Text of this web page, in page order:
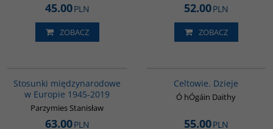
45.00PLN
ZOBACZ
52.00PLN
ZOBACZ
Stosunki międzynarodowe
w Europie 1945-2019
Parzymies Stanisław
63.00PLN
Celtowie. Dzieje
Ó hÓgáin Daithy
55.00PLN